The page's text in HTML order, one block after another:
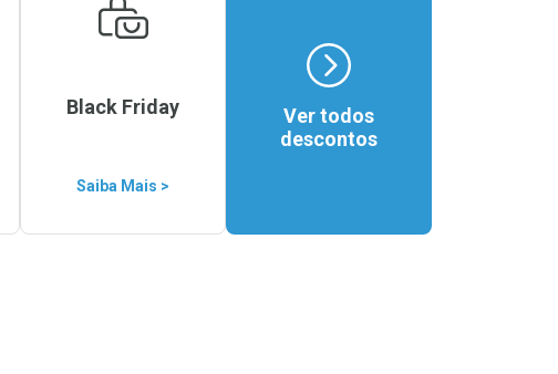
Black Friday
Saiba Mais >
Ver todos
descontos